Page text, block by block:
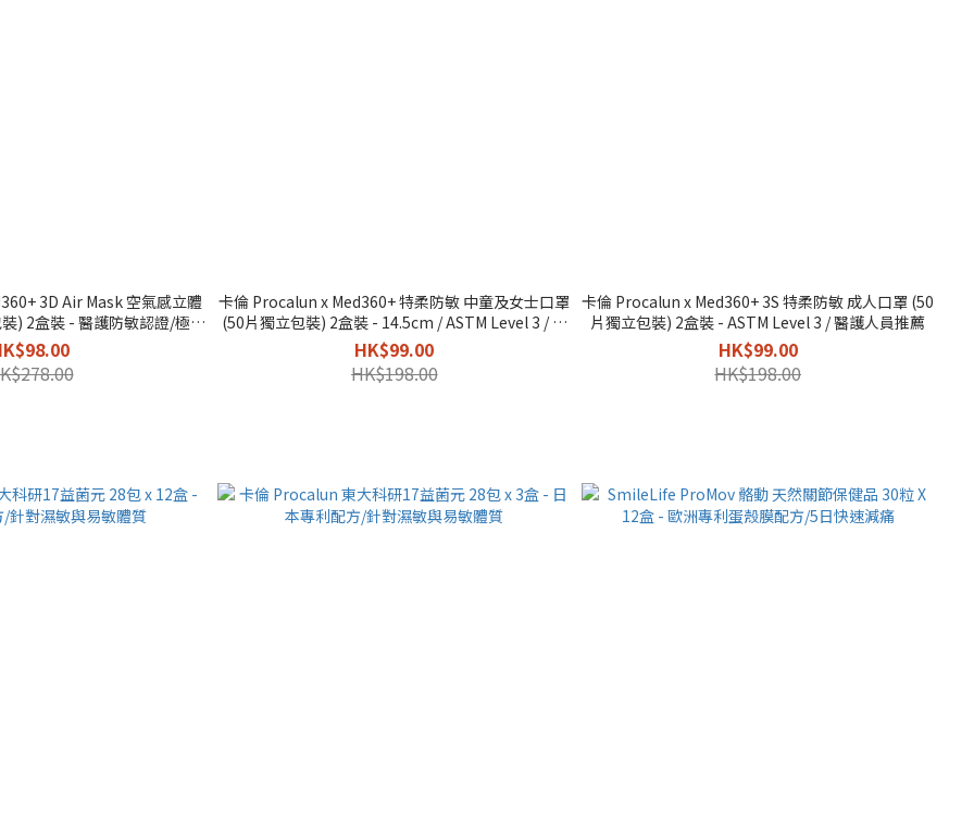
3D Air Mask 空氣感立體
) 2盒裝 - 醫護防敏認證/極致
透氣
卡倫 Procalun x Med360+ 特柔防敏 中童及女士口罩
(50片獨立包裝) 2盒裝 - 14.5cm / ASTM Level 3 / 醫
護人員推薦
HK$99.00
HK$198.00
卡倫 Procalun x Med360+ 3S 特柔防敏 成人口罩 (50
片獨立包裝) 2盒裝 - ASTM Level 3 / 醫護人員推薦
HK$99.00
HK$198.00